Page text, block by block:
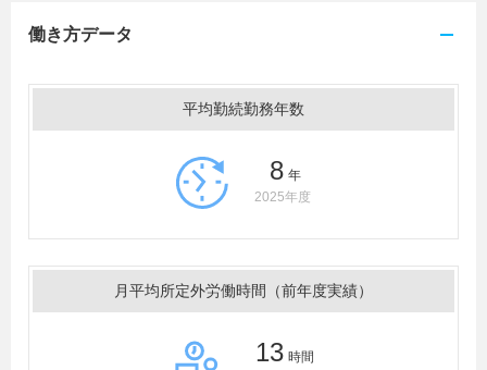
働き方データ
平均勤続勤務年数
8 年
2025年度
月平均所定外労働時間（前年度実績）
13 時間